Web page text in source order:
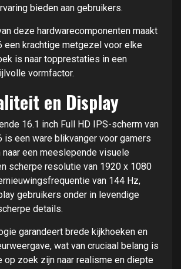
bieden aan gebruikers.
deze hardwarecomponenten maakt
een krachtige metgezel voor elke
is naar topprestaties in een
vormfactor.
en Display
16.1 inch Full HD IPS-scherm van
is een ware blikvanger voor gamers
een meeslepende visuele
scherpe resolutie van 1920 x 1080
van 144 Hz,
gebruikers onder in levendige
details.
garandeert brede kijkhoeken en
wat van cruciaal belang is
op zoek zijn naar realisme en diepte